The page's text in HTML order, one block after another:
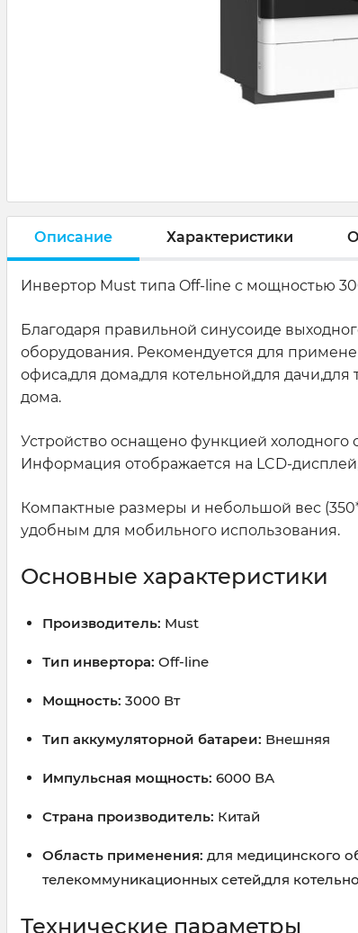
Описание Характеристики
Инвертор Must типа Off-line с мощностью
Благодаря правильной синусоиде
оборудования. Рекомендуется для
офиса,для дома,для котельной,для
дома.
Устройство оснащено функцией холодного
Информация отображается на LCD-
Компактные размеры и небольшой вес
удобным для мобильного использования.
Основные характеристики
Производитель: Must
Тип инвертора: Off-line
Мощность: 3000 Вт
Тип аккумуляторной батареи: Внешняя
Импульсная мощность: 6000 ВА
Страна производитель: Китай
Область применения: для медицинского
телекоммуникационных сетей,для
Технические параметры